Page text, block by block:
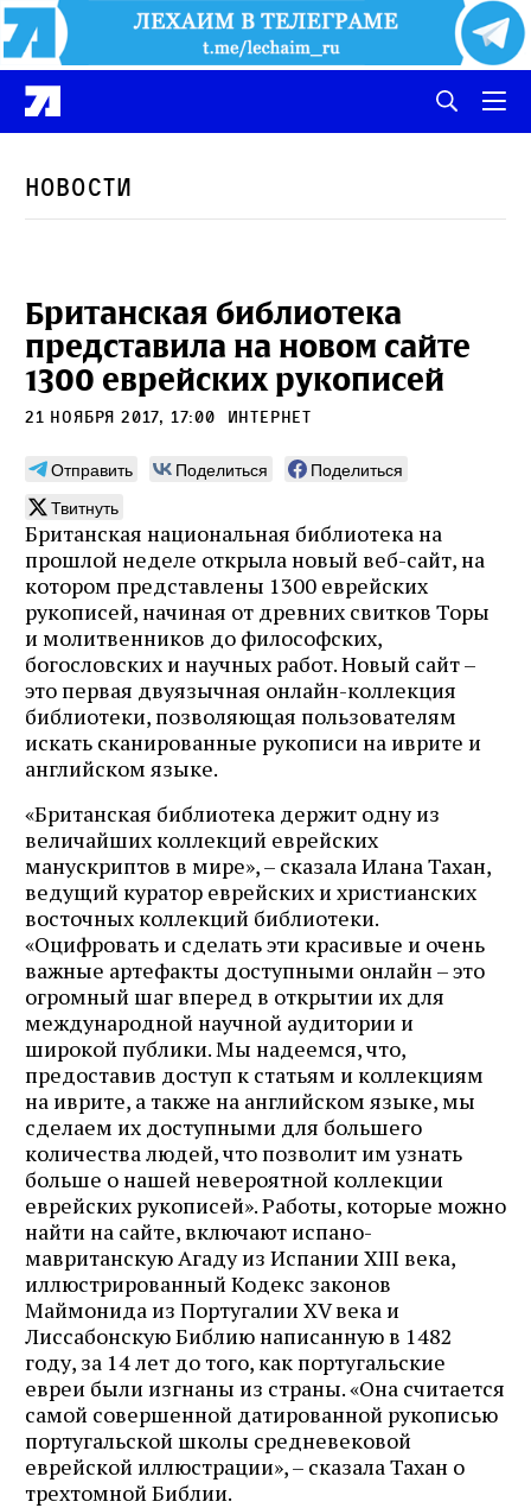
Новости
Британская библиотека
представила на новом сайте
1300 еврейских рукописей
21 ноября 2017, 17:00 интернет
Отправить Поделиться
Поделиться
Твитнуть
Британская национальная библиотека на
прошлой неделе открыла новый веб-сайт, на
котором представлены 1300 еврейских
рукописей, начиная от древних свитков Торы
и молитвенников до философских,
богословских и научных работ. Новый сайт –
это первая двуязычная онлайн-коллекция
библиотеки, позволяющая пользователям
искать сканированные рукописи на иврите и
английском языке.
«Британская библиотека держит одну из
величайших коллекций еврейских
манускриптов в мире», – сказала Илана Тахан,
ведущий куратор еврейских и христианских
восточных коллекций библиотеки.
«Оцифровать и сделать эти красивые и очень
важные артефакты доступными онлайн – это
огромный шаг вперед в открытии их для
международной научной аудитории и
широкой публики. Мы надеемся, что,
предоставив доступ к статьям и коллекциям
на иврите, а также на английском языке, мы
сделаем их доступными для большего
количества людей, что позволит им узнать
больше о нашей невероятной коллекции
еврейских рукописей». Работы, которые можно
найти на сайте, включают испано-
мавританскую Агаду из Испании XIII века,
иллюстрированный Кодекс законов
Маймонида из Португалии XV века и
Лиссабонскую Библию написанную в 1482
году, за 14 лет до того, как португальские
евреи были изгнаны из страны. «Она считается
самой совершенной датированной рукописью
португальской школы средневековой
еврейской иллюстрации», – сказала Тахан о
трехтомной Библии.